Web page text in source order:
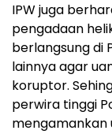
IPW juga
pengadaan
berlangsung di
lainnya agar
koruptor.
perwira tinggi
mengamankan